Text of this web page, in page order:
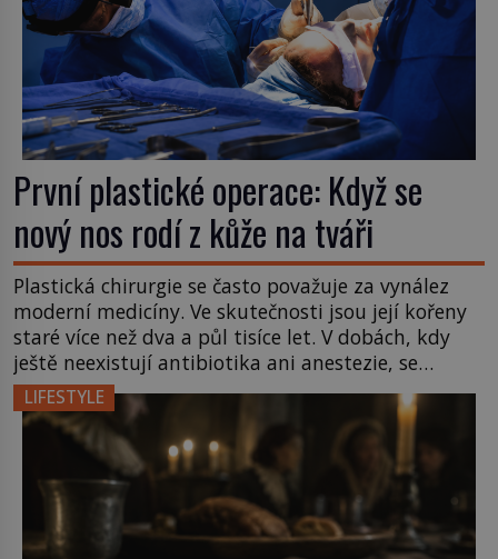
První plastické operace: Když se
nový nos rodí z kůže na tváři
Plastická chirurgie se často považuje za vynález
moderní medicíny. Ve skutečnosti jsou její kořeny
staré více než dva a půl tisíce let. V dobách, kdy
ještě neexistují antibiotika ani anestezie, se
odvážní lékaři pokoušejí vracet lidem tváře
znetvořené válkou, tresty nebo nehodami. Jejich
metody jsou překvapivě promyšlené a některé
principy používají chirurgové dodnes. Úplně první
[…]
LIFESTYLE